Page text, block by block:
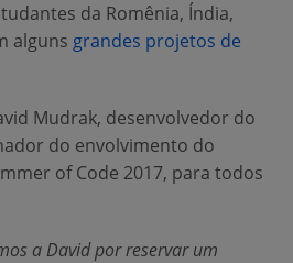
da Romênia, Índia,
alguns grandes projetos de
Mudrak, desenvolvedor do
do envolvimento do
of Code 2017, para todos
a David por reservar um